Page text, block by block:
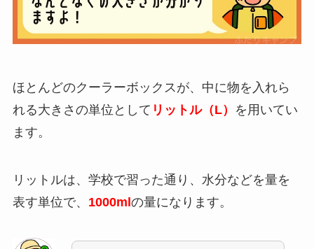
ほとんどのクーラーボックスが、中に物を入れら
れる大きさの単位として リットル（L）
を用いてい
ます。
リットルは、学校で習った通り、水分などを量を
表す単位で、 1000mlの量になります。